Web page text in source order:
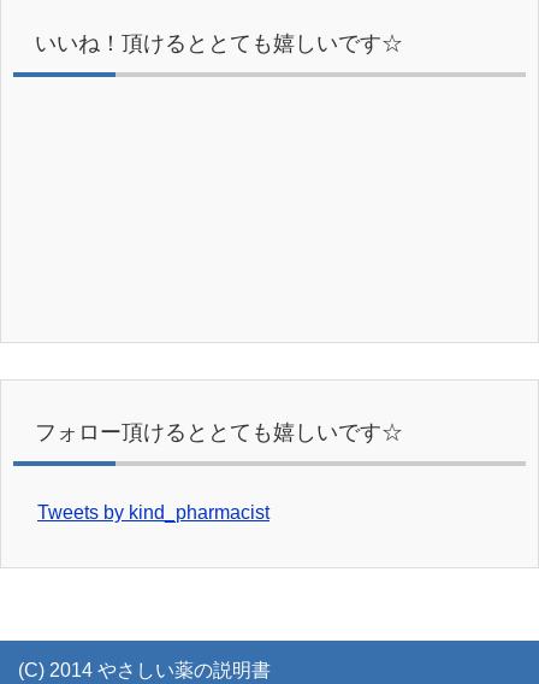
いいね！頂けるととても嬉しいです☆
フォロー頂けるととても嬉しいです☆
Tweets by kind_pharmacist
(C) 2014 やさしい薬の説明書